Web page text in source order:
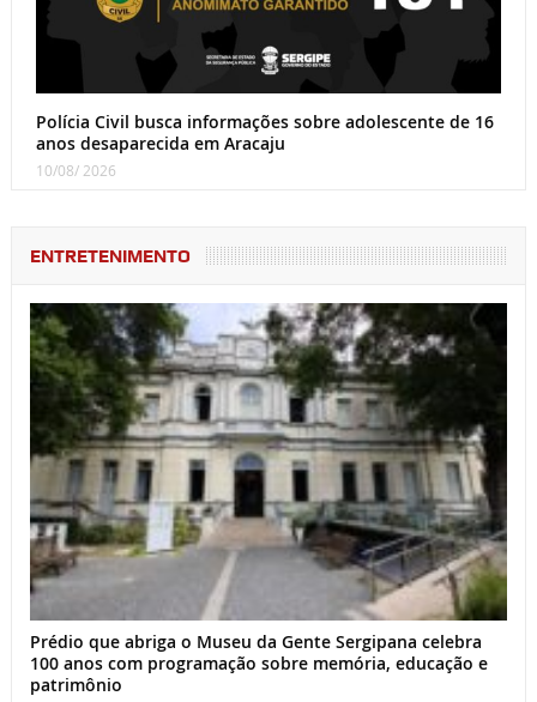
Polícia Civil busca informações sobre adolescente de 16
anos desaparecida em Aracaju
10/08/ 2026
ENTRETENIMENTO
Prédio que abriga o Museu da Gente Sergipana celebra
100 anos com programação sobre memória, educação e
patrimônio